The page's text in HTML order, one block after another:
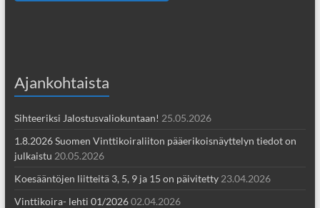
Ajankohtaista
Sihteeriksi Jalostusvaliokuntaan! 25.05.2026
1.8.2026 Suomen Vinttikoiraliiton pääerikoisnäyttelyn tiedot on
julkaistu 20.05.2026
Koesääntöjen liitteitä 3, 5, 9 ja 15 on päivitetty 23.04.2026
Vinttikoira- lehti 01/202602.04.2026